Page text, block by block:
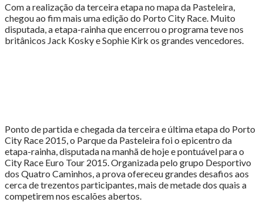
2015"
Com a realização da terceira etapa no mapa da Pasteleira,
chegou ao fim mais uma edição do Porto City Race. Muito
disputada, a etapa-rainha que encerrou o programa teve nos
britânicos Jack Kosky e Sophie Kirk os grandes vencedores.
Ponto de partida e chegada da terceira e última etapa do Porto
City Race 2015, o Parque da Pasteleira foi o epicentro da
etapa-rainha, disputada na manhã de hoje e pontuável para o
City Race Euro Tour 2015. Organizada pelo grupo Desportivo
dos Quatro Caminhos, a prova ofereceu grandes desafios aos
cerca de trezentos participantes, mais de metade dos quais a
competirem nos escalões abertos.